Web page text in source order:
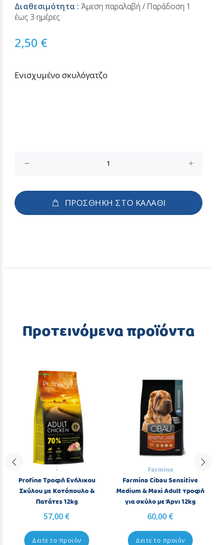
Διαθεσιμότητα :Άμεση παραλαβή / Παράδoση 1
έως 3 ημέρες
2,50 €
Ενισχυμένο σκυλόγατζο
ΠΡΟΣΘΗΚΗ ΣΤΟ ΚΑΛΑΘΙ
Προτεινόμενα προϊόντα
-
Profine Τροφή Ενήλικου
Σκύλου με Κοτόπουλο &
Πατάτες 12kg
57,00 €
Δειτε το προϊόν
Farmina
Farmina Cibau Sensitive
Medium & Maxi Adult τροφή
για σκύλο με Άρνι 12kg
60,00 €
Δειτε το προϊόν